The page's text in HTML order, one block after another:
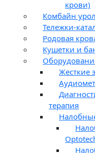
крови)
Комбайн
Тележки-
Родовая
Кушетки и
Жесткие
терапия